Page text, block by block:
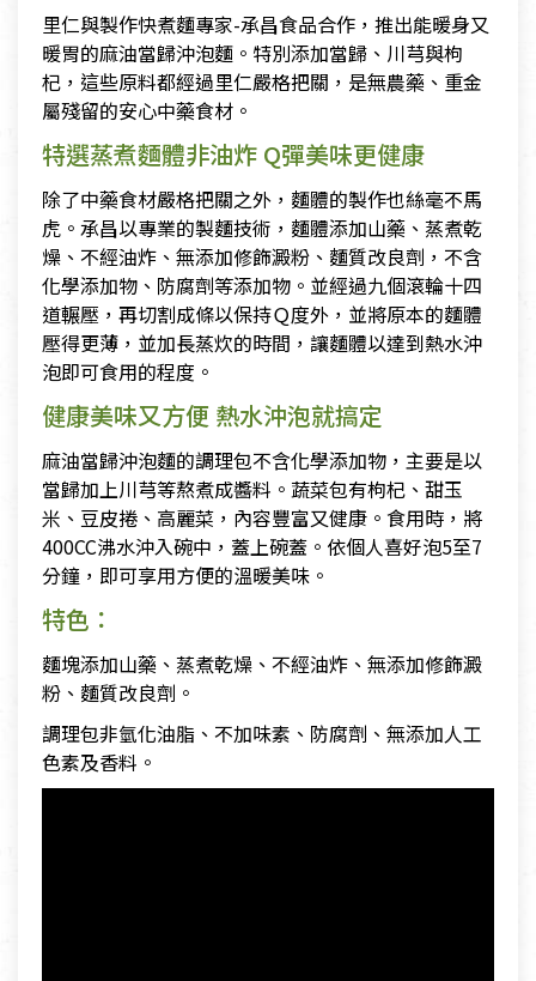
里仁與製作快煮麵專家-承昌食品合作，推出能暖身又
暖胃的麻油當歸沖泡麵。特別添加當歸、川芎與枸
杞，這些原料都經過里仁嚴格把關，是無農藥、重金
屬殘留的安心中藥食材。
特選蒸煮麵體非油炸 Q彈美味更健康
除了中藥食材嚴格把關之外，麵體的製作也絲毫不馬
虎。承昌以專業的製麵技術，麵體添加山藥、蒸煮乾
燥、不經油炸、無添加修飾澱粉、麵質改良劑，不含
化學添加物、防腐劑等添加物。並經過九個滾輪十四
道輾壓，再切割成條以保持Ｑ度外，並將原本的麵體
壓得更薄，並加長蒸炊的時間，讓麵體以達到熱水沖
泡即可食用的程度。
健康美味又方便 熱水沖泡就搞定
麻油當歸沖泡麵的調理包不含化學添加物，主要是以
當歸加上川芎等熬煮成醬料。蔬菜包有枸杞、甜玉
米、豆皮捲、高麗菜，內容豐富又健康。食用時，將
400CC沸水沖入碗中，蓋上碗蓋。依個人喜好泡5至7
分鐘，即可享用方便的溫暖美味。
特色：
麵塊添加山藥、蒸煮乾燥、不經油炸、無添加修飾澱
粉、麵質改良劑。
調理包非氫化油脂、不加味素、防腐劑、無添加人工
色素及香料。